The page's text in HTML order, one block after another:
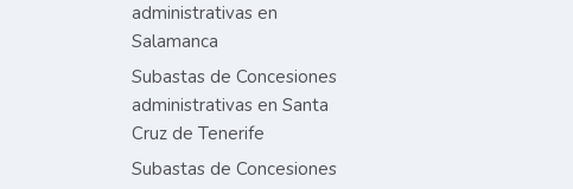
administrativas en
Salamanca
Subastas de Concesiones
administrativas en Santa
Cruz de Tenerife
Subastas de Concesiones